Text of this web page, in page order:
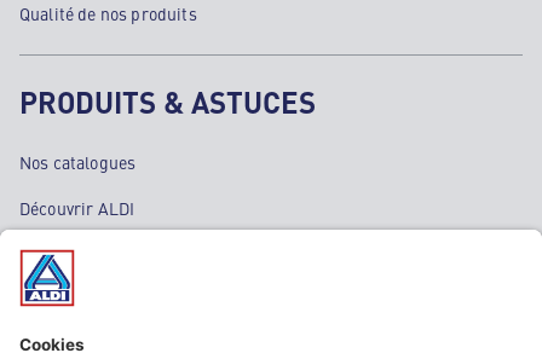
Qualité de nos produits
PRODUITS & ASTUCES
Nos catalogues
Découvrir ALDI
Nos bons plans
Nos rayons
Nos marques